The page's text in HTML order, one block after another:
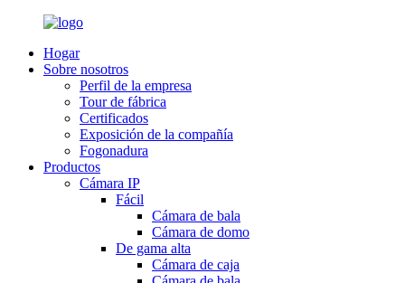
Hogar
Sobre nosotros
Perfil de la empresa
Tour de fábrica
Certificados
Exposición de la compañía
Fogonadura
Productos
Cámara IP
Fácil
Cámara de bala
Cámara de domo
De gama alta
Cámara de caja